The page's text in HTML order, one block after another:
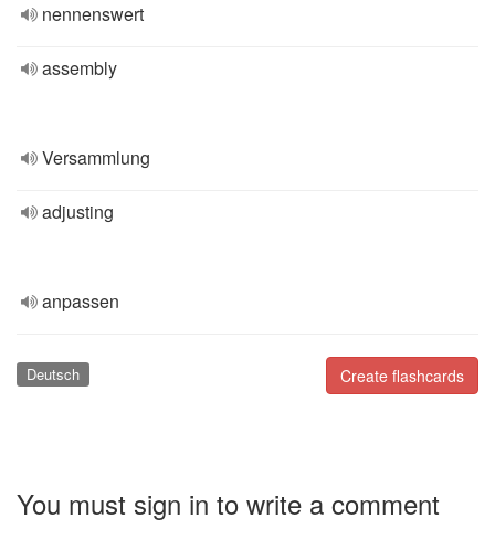
nennenswert
assembly
Versammlung
adjusting
anpassen
Create flashcards
Deutsch
You must sign in to write a comment